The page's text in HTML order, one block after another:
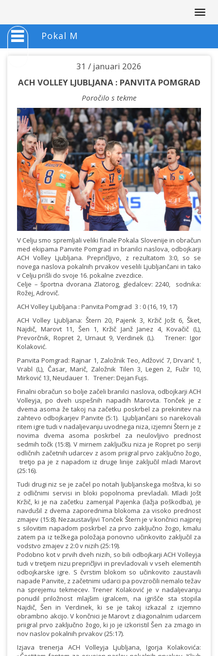
Pokal M
31 / januari 2026
ACH VOLLEY LJUBLJANA : PANVITA POMGRAD
Poročilo s tekme
V Celju smo spremljali veliki finale Pokala Slovenije in obračun
med ekipama Panvite Pomgrad in branilci naslova, odbojkarji
ACH Volley Ljubljana. Prepričljivo, z rezultatom 3:0, so se
novega naslova pokalnih prvakov veselili Ljubljančani in tako
v Celju prišli do svoje 16. pokalne zvezdice.
Celje – športna dvorana Zlatorog, gledalcev: 2240, sodnika:
Rožej, Adrovič.
ACH Volley Ljubljana : Panvita Pomgrad 3 : 0 (16, 19, 17)
ACH Volley Ljubljana: Štern 20, Pajenk 3, Kržič Jošt 6, Šket,
Najdič, Marovt 11, Šen 1, Kržič Janž Janez 4, Kovačič (L),
Prevorčnik, Ropret 2, Urnaut 9, Verdinek (L). Trener: Igor
Kolaković.
Panvita Pomgrad: Rajnar 1, Založnik Teo, Adžović 7, Drvarič 1,
Vrabl (L), Časar, Marič, Založnik Tilen 3, Legen 2, Fužir 10,
Mirković 13, Neudauer 1. Trener: Dejan Fujs.
Finalni obračun so bolje začeli branilci naslova, odbojkarji ACH
Volleyja, po dveh uspešnih napadih Marovta. Tonček je z
dvema asoma že takoj na začetku poskrbel za prekinitev na
zahtevo odbojkarjev Panvite (5:1). Ljubljančani so narekovali
ritem igre tudi v nadaljevanju uvodnega niza, izjemni Štern je z
novima dvema asoma poskrbel za neulovljivo prednost
sedmih točk (15:8). V mirnem zaključku niza je Ropret po seriji
odličnih začetnih udarcev z asom priigral prvo zaključno žogo,
tretjo pa je z napadom iz druge linije zaključil mladi Marovt
(25:16).
Tudi drugi niz se je začel po notah ljubljanskega moštva, ki so
z odličnimi servisi in bloki popolnoma prevladali. Mladi Jošt
Kržič, ki je na začetku zamenjal Pajenka (lažja poškodba), je
navdušil z dvema zaporednima blokoma za visoko prednost
zmajev (15:8). Nezaustavljivi Tonček Štern je v končnici najprej
s silovitim napadom poskrbel za prvo zaključno žogo, kmalu
zatem pa iz težkega položaja ponovno učinkovito zaključil za
vodstvo zmajev z 2:0 v nizih (25:19).
Podobno kot v prvih dveh nizih, so bili odbojkarji ACH Volleyja
tudi v tretjem nizu prepričljivi in prevladovali v vseh elementih
odbojkarske igre. S čvrstim blokom so učinkovito zaustavili
napade Panvite, z začetnimi udarci pa povzročili nemalo težav
na sprejemu tekmecev. Trener Kolaković je v nadaljevanju
ponudil priložnost mlajšim igralcem, na igrišče sta stopila
Najdič, Šen in Verdinek, ki se je takoj izkazal z izjemno
obrambno akcijo. V končnici je Marovt z diagonalnim udarcem
priigral prvo zaključno žogo, ki jo je izkoristil Šen za zmago in
nov naslov pokalnih prvakov (25:17).
Izjava trenerja ACH Volleyja Ljubljana, Igorja Kolakovića: